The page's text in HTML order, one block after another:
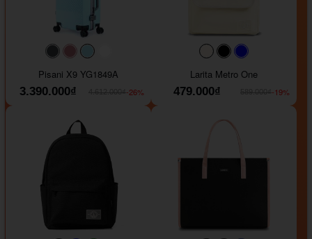
#40454a#b76e79
#9ad8e7
Pisani X9 YG1849A
3.390.000₫
-26%
#faf0e6#000000
Larita Metro One
479.000₫
-19%